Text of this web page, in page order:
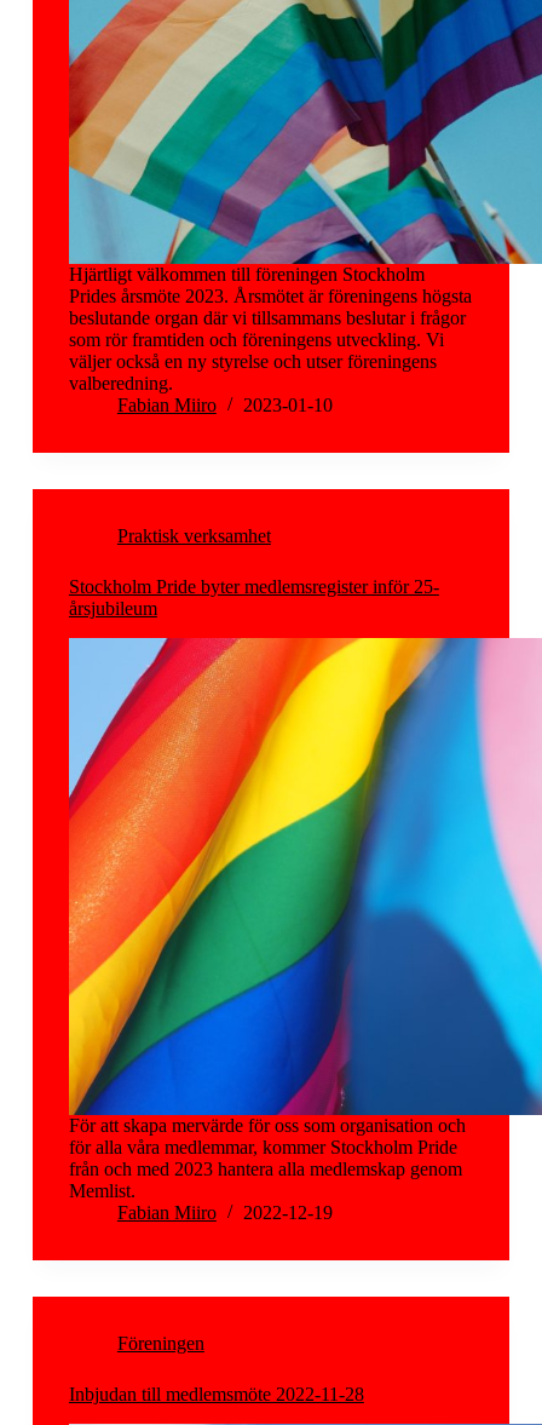
Hjärtligt välkommen till föreningen Stockholm
Prides årsmöte 2023. Årsmötet är föreningens högsta
beslutande organ där vi tillsammans beslutar i frågor
som rör framtiden och föreningens utveckling. Vi
väljer också en ny styrelse och utser föreningens
valberedning.
Fabian Miiro
2023-01-10
Praktisk verksamhet
Stockholm Pride byter medlemsregister inför 25-
årsjubileum
För att skapa mervärde för oss som organisation och
för alla våra medlemmar, kommer Stockholm Pride
från och med 2023 hantera alla medlemskap genom
Memlist.
Fabian Miiro
2022-12-19
Föreningen
Inbjudan till medlemsmöte 2022-11-28